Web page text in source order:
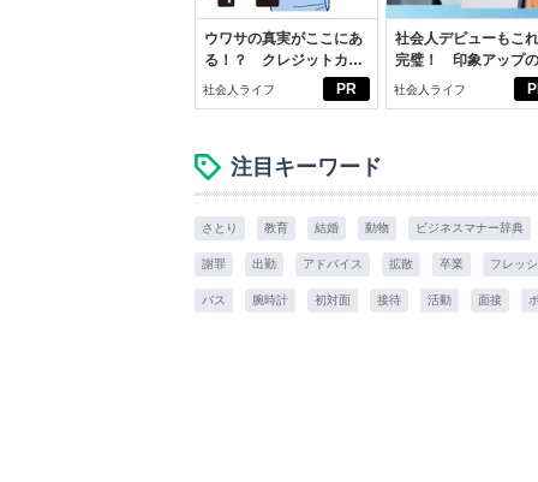
PR
ウワサの真実がここにあ
る！？ クレジットカー
ドの都市伝説
社会人ライフ
社会人デビューもこ
完璧！ 印象アップ
ルフプロデュース術
社会人ライフ
注目キーワード
さとり 教育 結婚 動物 ビジネスマナー辞典
謝罪 出勤 アドバイス 拡散 卒業 フレッ
バス 腕時計 初対面 接待 活動 面接